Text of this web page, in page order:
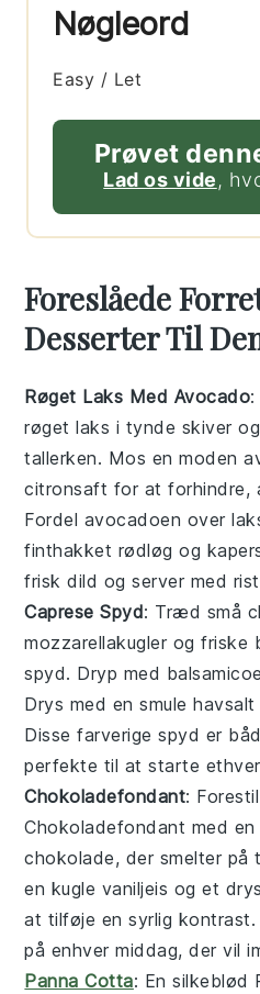
Nøgleord
Easy / Let
Prøvet
Lad os vide,
Foreslåede
Desserter Til
Røget Laks Med Avocado
røget laks i tynde skiver
tallerken. Mos enmoden
citronsaft for at forhindre,
Fordel avocadoen over
finthakket rødløg og
frisk dild og server med
Caprese Spyd: Træd små
mozzarellakugler ogfriske
spyd. Dryp med
Drys med en smulehavsalt
Disse farverige spyd er
perfekte til at starte
Chokoladefondant:
Chokoladefondant med
chokolade, der smelter på
en kugle vaniljeis og et
at tilføje en syrlig
på enhver middag, der vil
Panna Cotta: En silkeblød